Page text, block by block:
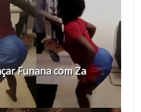
Funana com Za